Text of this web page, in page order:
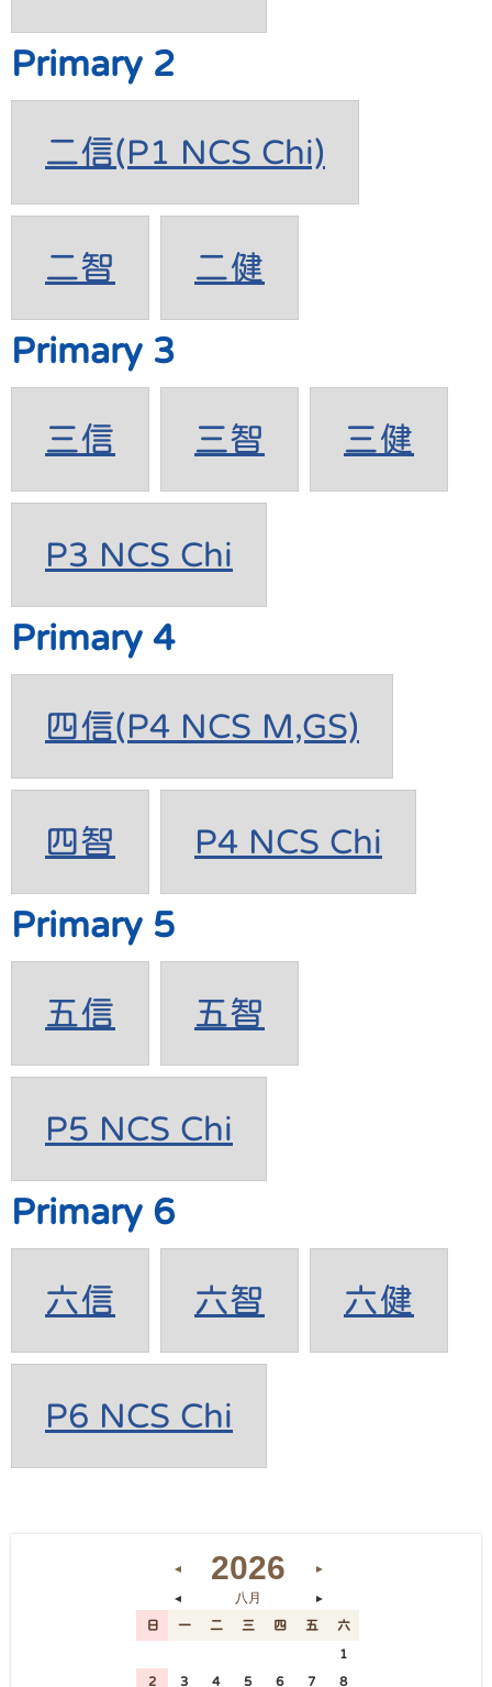
Primary 2
二信(P1 NCS Chi)
二智 二健
Primary 3
三信 三智 三健
P3 NCS Chi
Primary 4
四信(P4 NCS M,GS)
四智 P4 NCS Chi
Primary 5
五信 五智
P5 NCS Chi
Primary 6
六信 六智 六健
P6 NCS Chi
◄ 2026 ►
◄ 八月 ►
日 一 二 三 四 五 六
1
2 3 4 5 6 7 8